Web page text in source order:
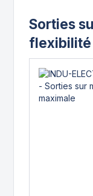
Sorties
flexibilité